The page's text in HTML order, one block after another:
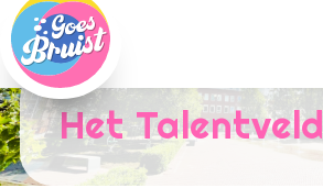
Het Talentveld